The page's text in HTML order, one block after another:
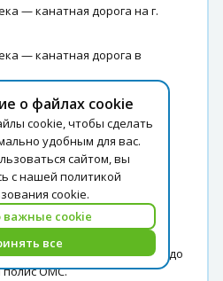
— канатная дорога на г.
— канатная дорога в
— комплекс Нарын-Кала.
— мельница и пещера.
— подземные пещеры и
в поездку: оригинал
о рождении для детей до
полис ОМС.
о файлах cookie
cookie, чтобы сделать
удобным для вас.
сайтом, вы
с нашей политикой
cookie.
важные cookie
все